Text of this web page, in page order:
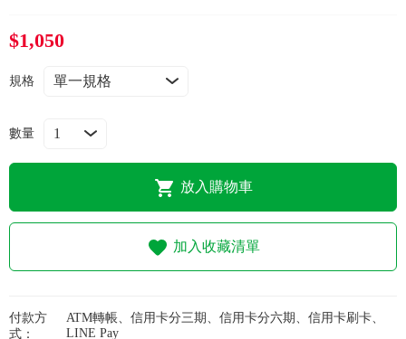
$1,050
規格
數量
放入購物車
加入收藏清單
付款方
式：
ATM轉帳、信用卡分三期、信用卡分六期、信用卡刷卡、
LINE Pay